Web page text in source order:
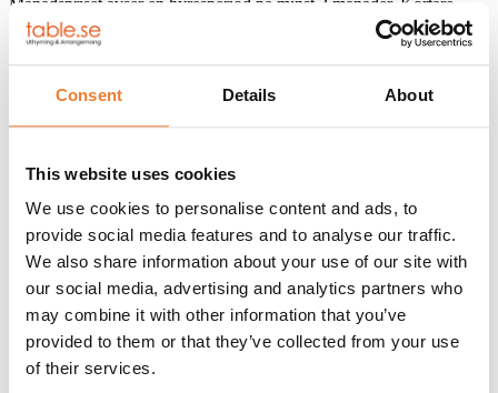
Consent Details About
This website uses cookies
We use cookies to personalise content and ads, to
provide social media features and to analyse our traffic.
We also share information about your use of our site with
our social media, advertising and analytics partners who
may combine it with other information that you’ve
provided to them or that they’ve collected from your use
of their services.
Månadspriset avser en hyresperiod på minst 3 månader. Kortare
hyresperiod offereras.
BREDD:
2800 mm
Innermått